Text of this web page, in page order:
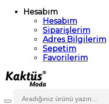
Hesabım
Hesabım
Siparişlerim
Adres Bilgilerim
Sepetim
Favorilerim